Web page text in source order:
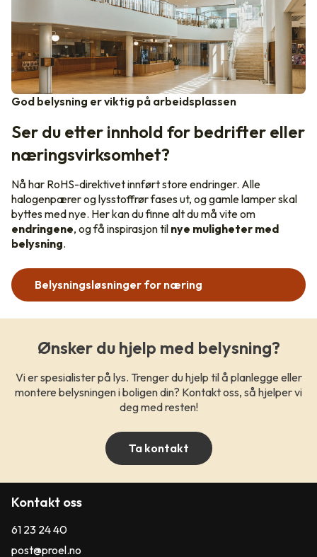
God belysning er viktig på arbeidsplassen
Ser du etter innhold for bedrifter eller
næringsvirksomhet?
Nå har RoHS-direktivet innført store endringer. Alle
halogenpærer og lysstoffrør fases ut, og gamle lamper skal
byttes med nye. Her kan du finne alt du må vite om
endringene, og få inspirasjon til nye muligheter med
belysning.
Belysningsløsninger for næring
Ønsker du hjelp med belysning?
Vi er spesialister på lys. Trenger du hjelp til å planlegge eller
montere belysningen i boligen din? Kontakt oss, så hjelper vi
deg med resten!
Ta kontakt
Kontakt oss
61 23 24 40
post@proel.no